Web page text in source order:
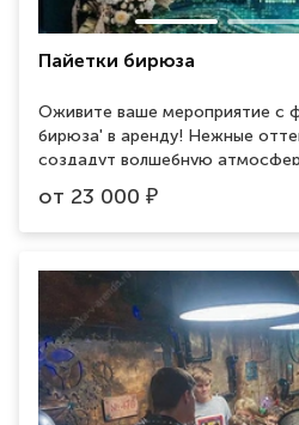
Пайетки бирюза
Оживите ваше мероприятие с
бирюза' в аренду! Нежные
создадут волшебную
кадр станет настоящим
Удивите гостей и создайте
воспоминания. Забронируйте
от 23 000 ₽